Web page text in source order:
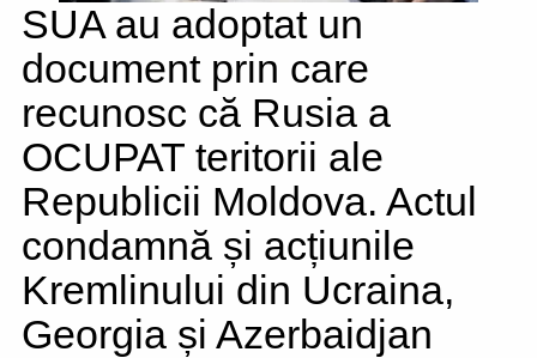
SUA au adoptat un
document prin care
recunosc că Rusia a
OCUPAT teritorii ale
Republicii Moldova. Actul
condamnă și acțiunile
Kremlinului din Ucraina,
Georgia și Azerbaidjan